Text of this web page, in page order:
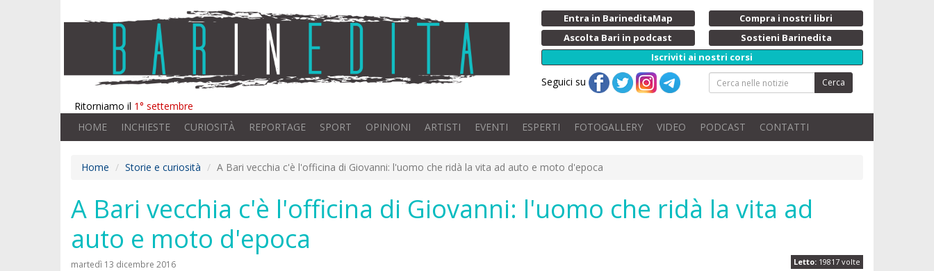
Ritorniamo il 1° settembre
Entra in BarineditaMap
Compra i nostri libri
Ascolta Bari in podcast
Sostieni Barinedita
Iscriviti ai nostri corsi
Seguici su Cerca
HOME INCHIESTE CURIOSITÀ REPORTAGE SPORT OPINIONI ARTISTI EVENTI ESPERTI FOTOGALLERY VIDEO PODCAST CONTATTI
Home Storie e curiosità A Bari vecchia c'è l'officina di Giovanni: l'uomo che ridà la vita ad auto e moto d'epoca
A Bari vecchia c'è l'officina di Giovanni: l'uomo che ridà la vita ad
auto e moto d'epoca
Letto: 19817 volte
martedì 13 dicembre 2016